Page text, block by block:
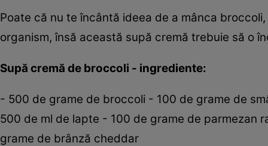
Poate că nu te încântă ideea de a mânca
organism, însă această supă cremă trebuie să o
Supă cremă de broccoli - ingrediente:
- 500 de grame de broccoli - 100 de grame de
500 de ml de lapte - 100 de grame de parmezan
grame de brânză cheddar